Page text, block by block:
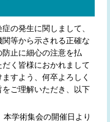
の発生に関しまして、
等から示される正確な
止に細心の注意を払
く皆様におかれまして
すよう、何卒よろしく
ご理解いただき、以下
学術集会の開催日より